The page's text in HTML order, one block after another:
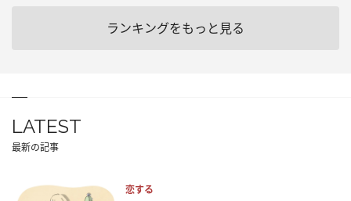
ランキングをもっと見る
LATEST
最新の記事
恋する